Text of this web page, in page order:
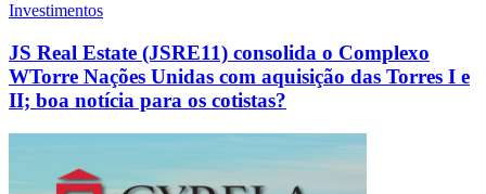
Investimentos
JS Real Estate (JSRE11) consolida o Complexo
WTorre Nações Unidas com aquisição das Torres I e
II; boa notícia para os cotistas?